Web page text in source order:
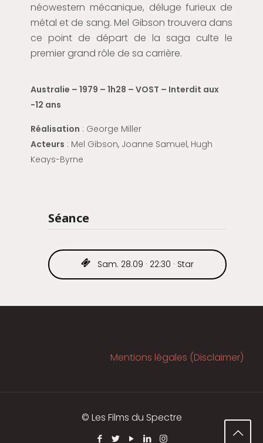
néowestern mécanique, déluge furieux de
métal et de sang. Mel Gibson trouvera dans
ce point de départ de la saga culte le
premier grand rôle de sa carrière.
Australie – 1979 – 1h28 – VOST – Interdit aux
-12 ans
Réalisation : George Miller
Acteurs : Mel Gibson, Joanne Samuel, Hugh
Keays-Byrne
Séance
Sam. 28.09 · 22:30 · Star
Mentions légales (Disclaimer)
© Les Films du Spectre